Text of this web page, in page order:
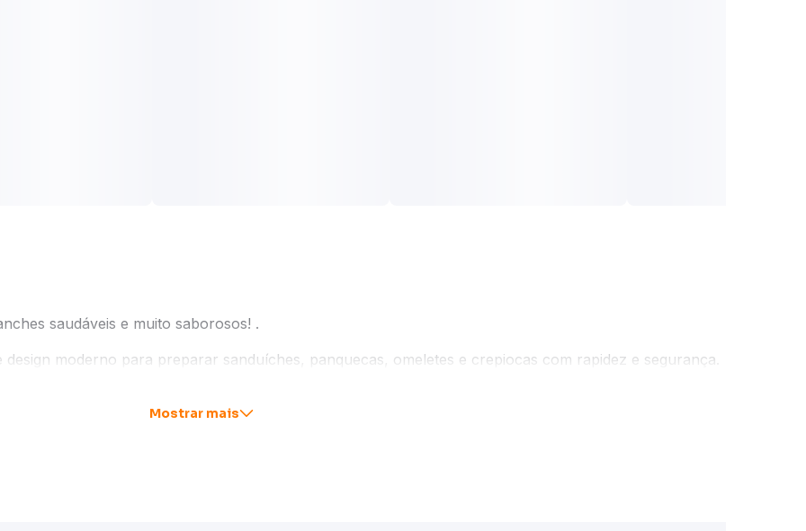
saudáveis e muito saborosos! .
moderno para preparar sanduíches, panquecas, omeletes e crepiocas com rapidez e segurança.
Mostrar mais